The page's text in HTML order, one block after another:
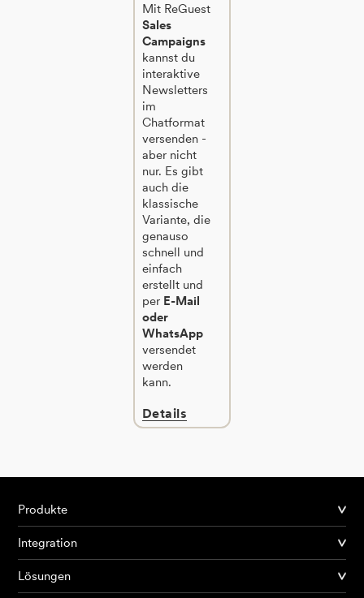
Mit ReGuest
Sales
Campaigns
kannst du
interaktive
Newsletters
im
Chatformat
versenden -
aber nicht
nur. Es gibt
auch die
klassische
Variante, die
genauso
schnell und
einfach
erstellt und
per E-Mail
oder
WhatsApp
versendet
werden
kann.
Details
Produkte
Integration
Lösungen